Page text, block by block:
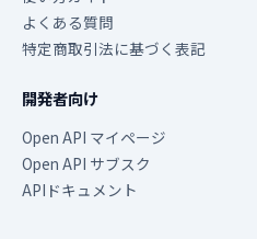
よくある質問
特定商取引法に基づく表記
開発者向け
Open API マイページ
Open API サブスク
APIドキュメント